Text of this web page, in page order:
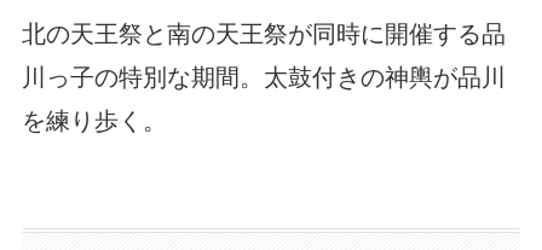
北の天王祭と南の天王祭が同時に開催する品
川っ子の特別な期間。太鼓付きの神輿が品川
を練り歩く。